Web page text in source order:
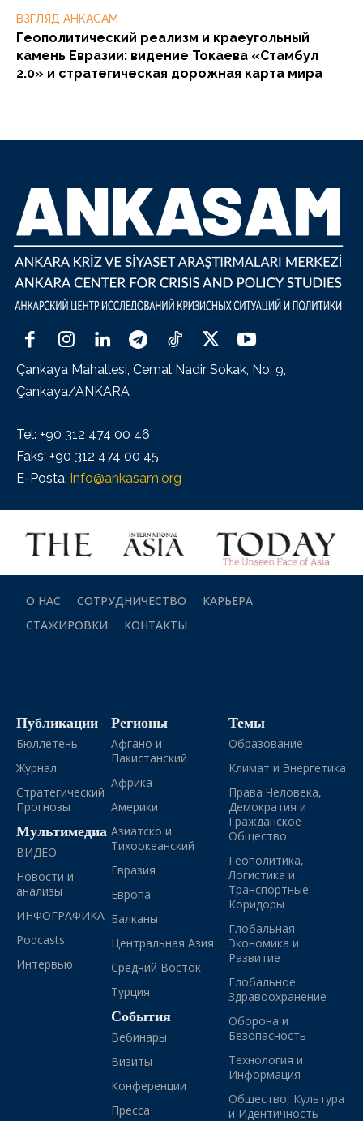
ВЗГЛЯД АНКАСАМ
Геополитический реализм и краеугольный
камень Евразии: видение Токаева «Стамбул
2.0» и стратегическая дорожная карта мира
Çankaya Mahallesi, Cemal Nadir Sokak, No: 9,
Çankaya/ANKARA
Tel: +90 312 474 00 46
Faks: +90 312 474 00 45
E-Posta: info@ankasam.org
О НАС СОТРУДНИЧЕСТВО
КАРЬЕРА
СТАЖИРОВКИ
КОНТАКТЫ
Публикации
Бюллетень
Журнал
Стратегический
Прогнозы
Мультимедиа
ВИДЕО
Новости и
анализы
ИНФОГРАФИКА
Podcasts
Интервью
Регионы
Афгано и
Пакистанский
Африка
Америки
Азиатско и
Тихоокеанский
Евразия
Европа
Балканы
Центральная Азия
Средний Восток
Турция
События
Вебинары
Визиты
Конференции
Пресса
Темы
Образование
Климат и Энергетика
Права Человека,
Демократия и
Гражданское
Общество
Геополитика,
Логистика и
Транспортные
Коридоры
Глобальная
Экономика и
Развитие
Глобальное
Здравоохранение
Оборона и
Безопасность
Технология и
Информация
Общество, Культура
и Идентичность